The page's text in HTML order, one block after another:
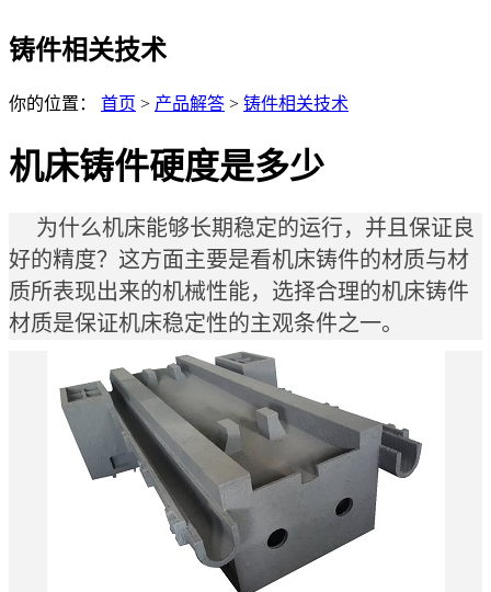
铸件相关技术
你的位置： 首页 > 产品解答 > 铸件相关技术
机床铸件硬度是多少
为什么机床能够长期稳定的运行，并且保证良
好的精度？这方面主要是看机床铸件的材质与材
质所表现出来的机械性能，选择合理的机床铸件
材质是保证机床稳定性的主观条件之一。